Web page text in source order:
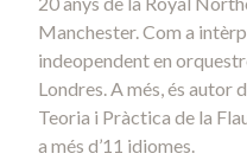
Manchester. Com a
indeopendent en
Londres. A més, és autor
Teoria i Pràctica de la
a més d’11 idiomes.